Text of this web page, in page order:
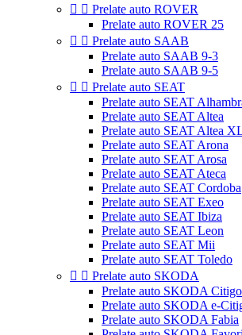
  Prelate auto ROVER
Prelate auto ROVER 25
  Prelate auto SAAB
Prelate auto SAAB 9-3
Prelate auto SAAB 9-5
  Prelate auto SEAT
Prelate auto SEAT
Prelate auto SEAT Altea
Prelate auto SEAT Altea
Prelate auto SEAT Arona
Prelate auto SEAT Arosa
Prelate auto SEAT Ateca
Prelate auto SEAT Cordoba
Prelate auto SEAT Exeo
Prelate auto SEAT Ibiza
Prelate auto SEAT Leon
Prelate auto SEAT Mii
Prelate auto SEAT Toledo
  Prelate auto SKODA
Prelate auto SKODA Citigo
Prelate auto SKODA e-
Prelate auto SKODA Fabia